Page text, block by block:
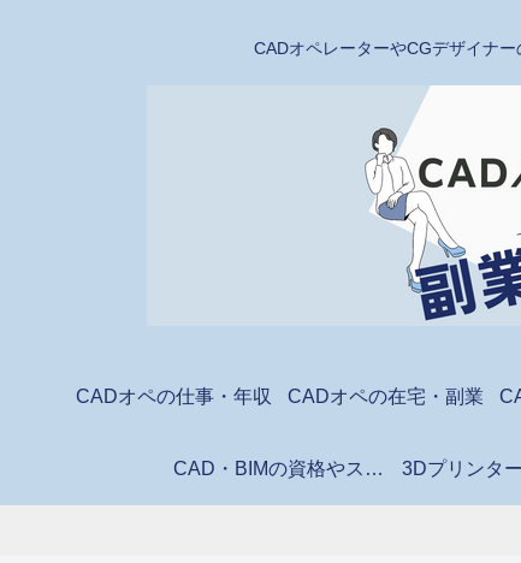
CADオペレーターやCGデザイナ
CADオペの仕事・年収 CADオペの在宅・副業
CAD・BIMの資格やスクール 3Dプリンタ